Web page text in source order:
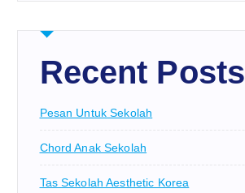
Recent Posts
Pesan Untuk Sekolah
Chord Anak Sekolah
Tas Sekolah Aesthetic Korea